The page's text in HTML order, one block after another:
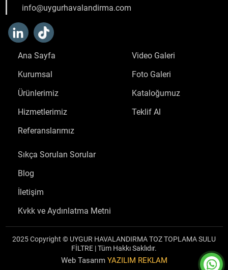
info@uygurhavalandirma.com
Ana Sayfa
Kurumsal
Ürünlerimiz
Hizmetlerimiz
Referanslarımız
Video Galeri
Foto Galeri
Kataloğumuz
Teklif Al
Sıkça Sorulan Sorular
Blog
İletişim
Kvkk ve Aydınlatma Metni
2025 Copyright © UYGUR HAVALANDIRMA TOZ TOPLAMA SULU
FİLTRE | Tüm Hakkı Saklıdır.
Web Tasarım YAZILIM REKLAM